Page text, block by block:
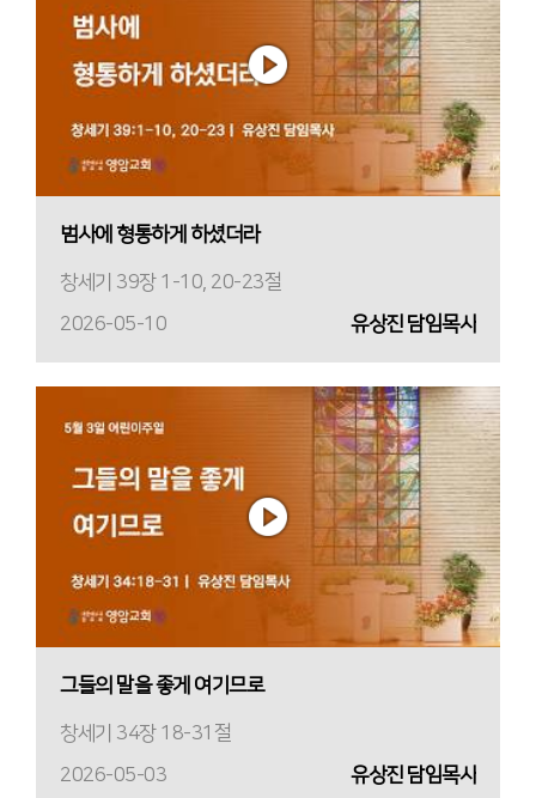
범사에 형통하게 하셨더라
창세기 39장 1-10, 20-23절
2026-05-10
유상진 담임목사
그들의 말을 좋게 여기므로
창세기 34장 18-31절
2026-05-03
유상진 담임목사